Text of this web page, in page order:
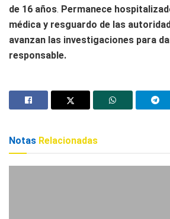
de 16 años. Permanece
médica y resguardo de las
avanzan las investigaciones para
responsable.
Notas Relacionadas